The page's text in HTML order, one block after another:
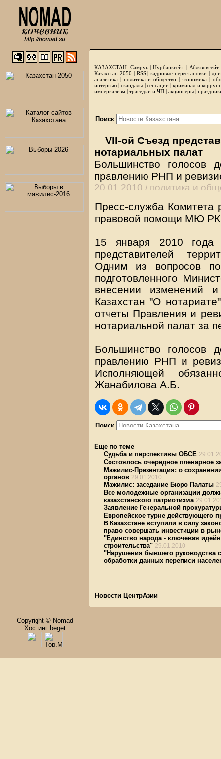
КАЗАХСТАН: Самрук |Нурбанкгейт | Аблязовгейт
Казахстан-2050 | RSS|кадровые перестановки|
аналитика | политика и общество | экономика |
интервью |скандалы | сенсации|криминал и
империализм | трагедии и ЧП | акционеры |
Поиск
VII-ой Съезд
нотариальных палат
Большинство голосов
правлению РНП и
20.01.2010 / политика и
Пресс-служба Комитета
правовой помощи МЮ
15 января 2010 года
представителей
Одним из вопросов
подготовленного
внесении изменений
Казахстан "О
отчеты Правления и
нотариальной палат за
Большинство голосов
правлению РНП и
Исполняющей
Жанабилова А.Б.
Поиск
Еще по теме
Судьба и перспективы ОБСЕ
Состоялось очередное пленарное
Мажилис-Презентация: о
органов 29.01.2010
Мажилис: заседание Бюро Палаты
Все молодежные организации
казахстанского патриотизма
Заявление Генеральной
Европейское турне действующего
В Казахстане вступили в силу
право совершать инвестиции в
"Единство народа - ключевая
строительства" 29.01.2010
"Нарушения бывшего руководства
обработки данных переписи
Новости ЦентрАзии
Copyright © Nomad
Хостинг beget